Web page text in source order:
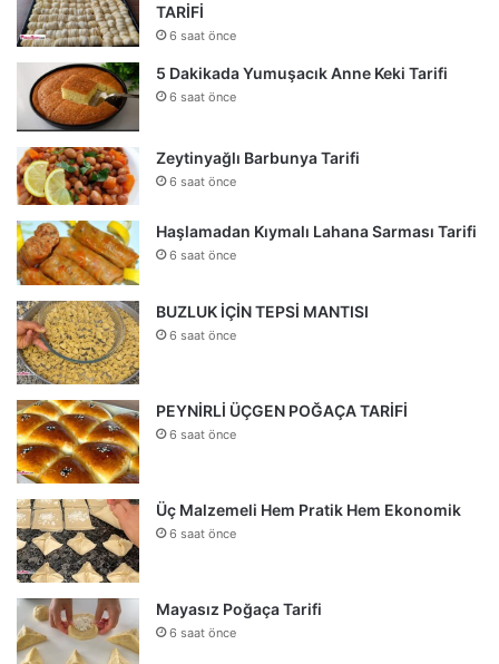
TARİFİ
6 saat önce
5 Dakikada Yumuşacık Anne Keki Tarifi
6 saat önce
Zeytinyağlı Barbunya Tarifi
6 saat önce
Haşlamadan Kıymalı Lahana Sarması Tarifi
6 saat önce
BUZLUK İÇİN TEPSİ MANTISI
6 saat önce
PEYNİRLİ ÜÇGEN POĞAÇA TARİFİ
6 saat önce
Üç Malzemeli Hem Pratik Hem Ekonomik
6 saat önce
Mayasız Poğaça Tarifi
6 saat önce